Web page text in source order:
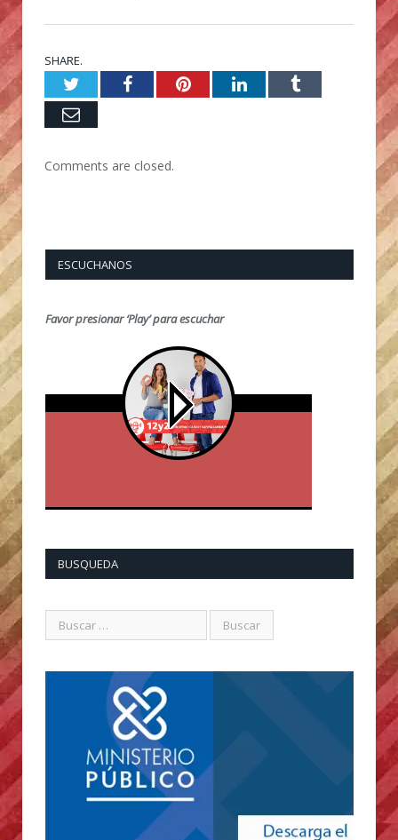
SHARE.
TwitterFacebookPinterestLinkedInTumblr
Email
Comments are closed.
ESCUCHANOS
Favor presionar ‘Play’ para escuchar
BUSQUEDA